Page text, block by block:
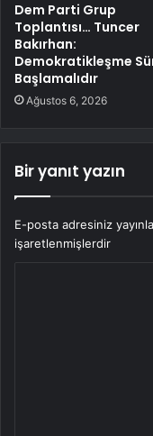
Dem Parti Grup
Toplantısı… Tuncer
Bakırhan:
Demokratikleşme
Başlamalıdır
Ağustos 6, 2026
Bir yanıt yazın
E-posta adresiniz
işaretlenmişlerdir